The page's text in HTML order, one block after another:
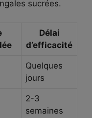
sucrées.
Délai
d’efficacité
Quelques
jours
2-3
semaines